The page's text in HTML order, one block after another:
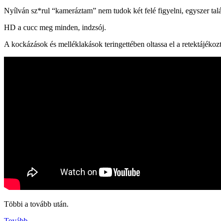
Nyílván sz*rul “kameráztam” nem tudok két felé figyelni, egyszer
HD a cucc meg minden, indzsój.
A kockázások és melléklakások teringettében oltassa el a
Többi a tovább után.